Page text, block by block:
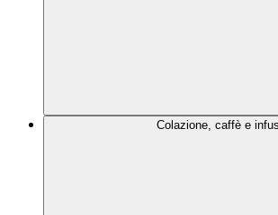
Colazione, caffè e